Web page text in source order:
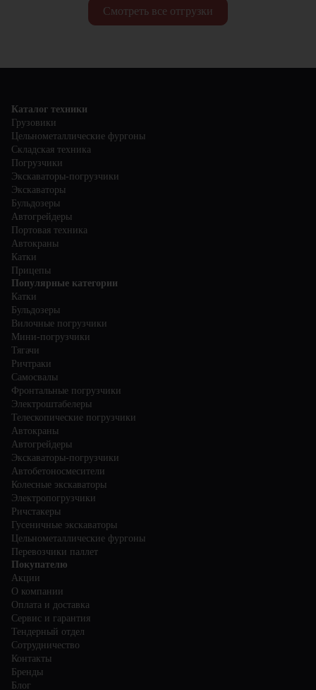
Смотреть все отгрузки
Каталог техники
Грузовики
Цельнометаллические фургоны
Складская техника
Погрузчики
Экскаваторы-погрузчики
Экскаваторы
Бульдозеры
Автогрейдеры
Портовая техника
Автокраны
Катки
Прицепы
Популярные категории
Катки
Бульдозеры
Вилочные погрузчики
Мини-погрузчики
Тягачи
Ричтраки
Самосвалы
Фронтальные погрузчики
Электроштабелеры
Телескопические погрузчики
Автокраны
Автогрейдеры
Экскаваторы-погрузчики
Автобетоносмесители
Колесные экскаваторы
Электропогрузчики
Ричстакеры
Гусеничные экскаваторы
Цельнометаллические фургоны
Перевозчики паллет
Покупателю
Акции
О компании
Оплата и доставка
Сервис и гарантия
Тендерный отдел
Сотрудничество
Контакты
Бренды
Блог